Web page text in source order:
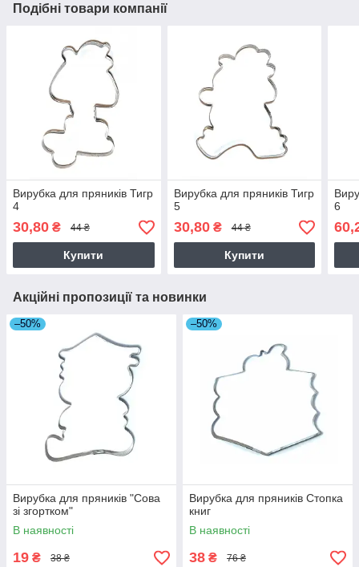
Подібні товари компанії
Вирубка для пряників Тигр
4
30,80 ₴ 44 ₴
Купити
Вирубка для пряників Тигр
5
30,80₴ 44 ₴
Купити
6
Акційні пропозиції та новинки
–50%
Вирубка для пряників "Сова
зі згортком"
В наявності
19 ₴ 38 ₴
–50%
Вирубка для пряників Стопка
книг
В наявності
38 ₴ 76 ₴